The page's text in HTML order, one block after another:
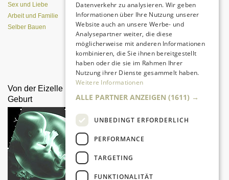
Sex und Liebe
Arbeit und Familie
Selber Bauen
Da sind Kinder mit Begeisterung
dabei.
Von der Eizelle bis zur
Geburt
steigen lassen
Datenverkehr zu analysieren. Wir geben
Informationen über Ihre Nutzung unserer
Website auch an unsere Werbe- und
Analysepartner weiter, die diese
möglicherweise mit anderen Informationen
kombinieren, die Sie ihnen bereitgestellt
haben oder die sie im Rahmen Ihrer
Nutzung ihrer Dienste gesammelt haben.
Weitere Informationen
ALLE PARTNER ANZEIGEN (1611) →
UNBEDINGT ERFORDERLICH
PERFORMANCE
TARGETING
FUNKTIONALITÄT